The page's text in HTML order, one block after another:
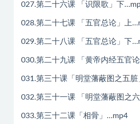
027.第二十六课 「识限歌」下
028.第二十七课 「五官总论」上
029.第二十八课 「五官总论」下
030.第二十九课 「黄帝内经五官
031.第三十课「明堂藩蔽图之五
032.第三十一课 「明堂藩蔽图之
033.第三十二课「相骨」…mp4